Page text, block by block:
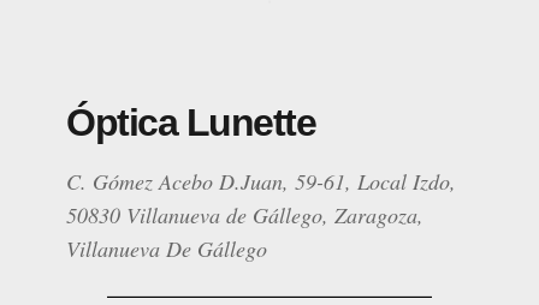
Óptica Lunette
C. Gómez Acebo D.Juan, 59-61, Local Izdo,
50830 Villanueva de Gállego, Zaragoza,
Villanueva De Gállego